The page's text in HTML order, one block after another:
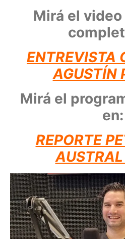
Mirá el
ENTREVISTA
AGUSTÍN
Mirá el
en:
REPORTE